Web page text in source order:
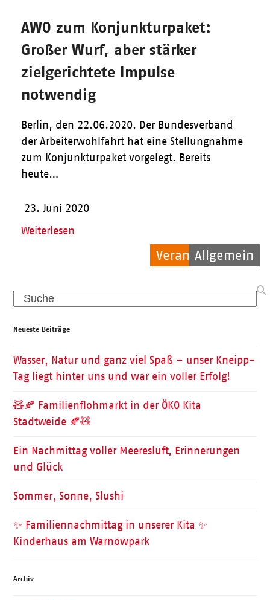
Kinder
Veranstaltungen
Allgemein
AWO zum Konjunkturpaket:
Großer Wurf, aber stärker
zielgerichtete Impulse
notwendig
Berlin, den 22.06.2020. Der Bundesverband
der Arbeiterwohlfahrt hat eine Stellungnahme
zum Konjunkturpaket vorgelegt. Bereits
heute…
23. Juni 2020
Weiterlesen
Search
Neueste Beiträge
Wasser, Natur und ganz viel Spaß – unser Kneipp-
Tag liegt hinter uns und war ein voller Erfolg!
🧸🍂 Familienflohmarkt in der ÖKO Kita
Stadtweide 🍂🧸
Ein Nachmittag voller Meeresluft, Erinnerungen
und Glück
Sommer, Sonne, Slushi
✨ Familiennachmittag in unserer Kita ✨
Kinderhaus am Warnowpark
Archiv